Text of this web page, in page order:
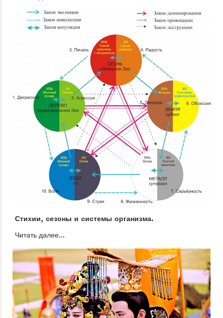
Стихии, сезоны и системы организма.
Читать далее...